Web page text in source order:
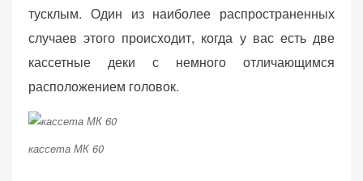
тусклым. Один из наиболее распространенных
случаев этого происходит, когда у вас есть две
кассетные деки с немного отличающимся
расположением головок.
кассета МК 60